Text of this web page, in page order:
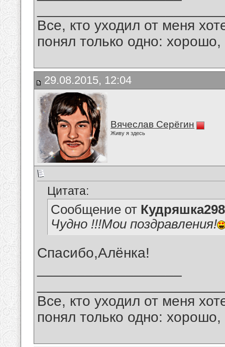
Все, кто уходил от меня
понял только одно:
29.08.2015, 12:04
Вячеслав Серёгин
Живу я здесь
Цитата:
Сообщение от Кудряшка298
Чудно !!!Мои поздравления!
Спасибо,Алёнка!
Все, кто уходил от меня
понял только одно: